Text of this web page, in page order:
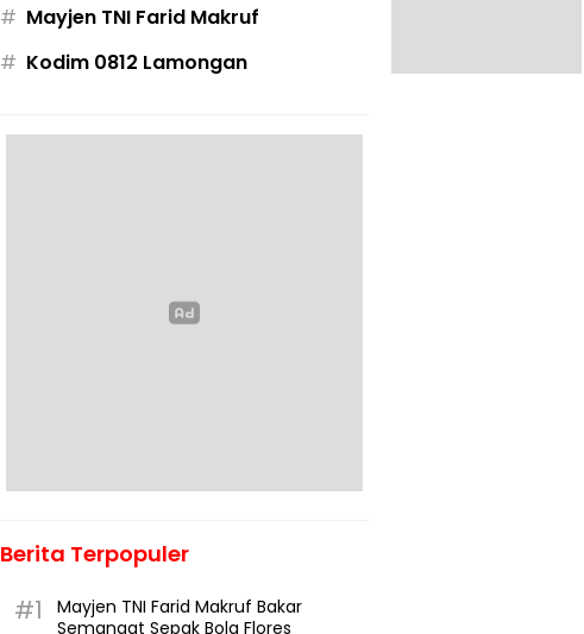
# Mayjen TNI Farid Makruf
# Kodim 0812 Lamongan
Berita Terpopuler
#1
Mayjen TNI Farid Makruf Bakar
Semangat Sepak Bola Flores